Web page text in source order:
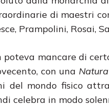
di maestri
Prampolini, Rosai,
poteva mancare di
con una
del mondo fisico
celebra in modo